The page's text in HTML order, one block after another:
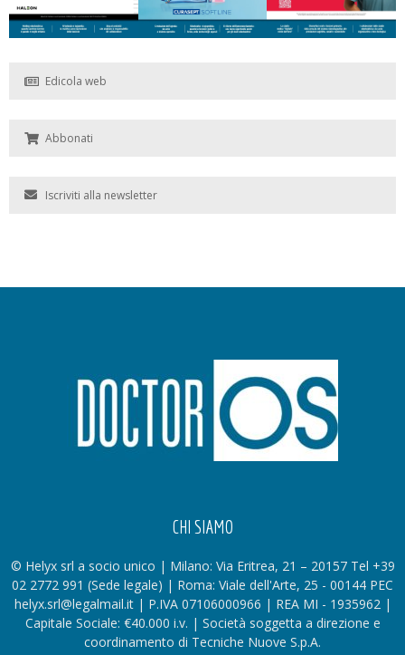
Edicola web
Abbonati
Iscriviti alla newsletter
CHI SIAMO
© Helyx srl a socio unico | Milano: Via Eritrea, 21 – 20157 Tel +39
02 2772 991 (Sede legale) | Roma: Viale dell'Arte, 25 - 00144 PEC
helyx.srl@legalmail.it | P.IVA 07106000966 | REA MI - 1935962 |
Capitale Sociale: €40.000 i.v. | Società soggetta a direzione e
coordinamento di Tecniche Nuove S.p.A.